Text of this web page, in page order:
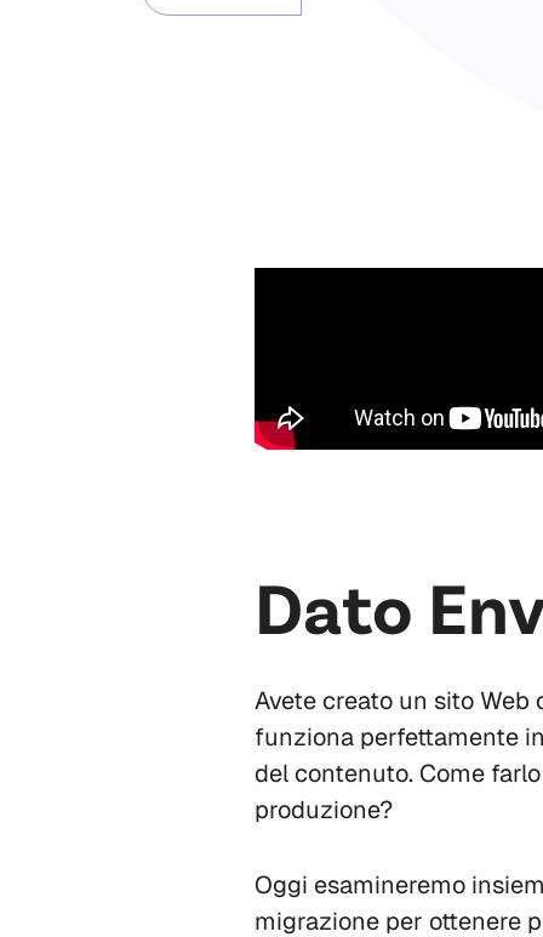
Dato
Avete creato un sito
funziona perfettamente
del contenuto. Come
produzione?
Oggi esamineremo
migrazione per ottenere